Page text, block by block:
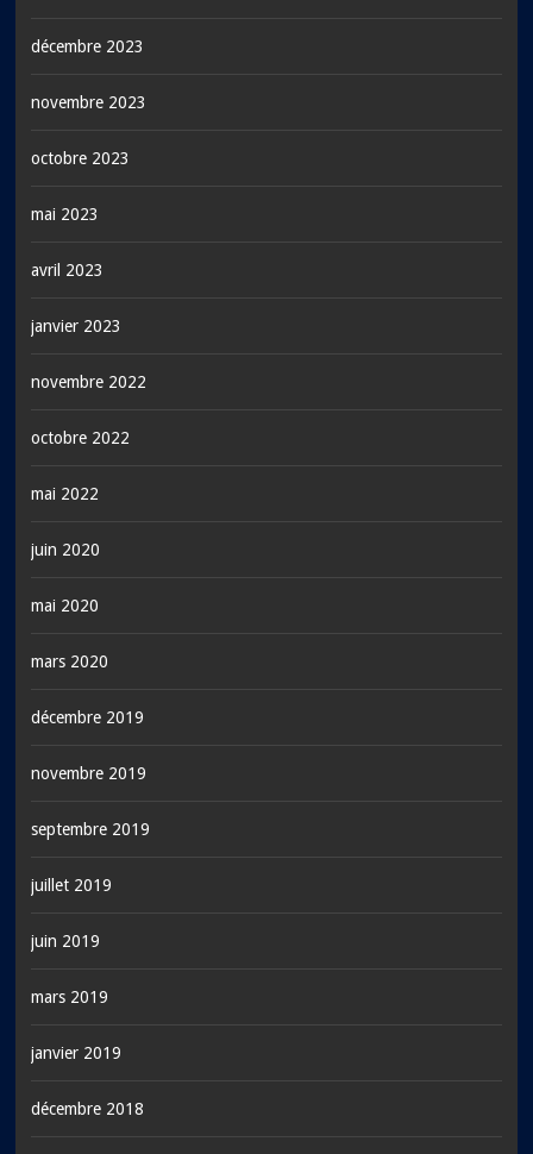
décembre 2023
novembre 2023
octobre 2023
mai 2023
avril 2023
janvier 2023
novembre 2022
octobre 2022
mai 2022
juin 2020
mai 2020
mars 2020
décembre 2019
novembre 2019
septembre 2019
juillet 2019
juin 2019
mars 2019
janvier 2019
décembre 2018